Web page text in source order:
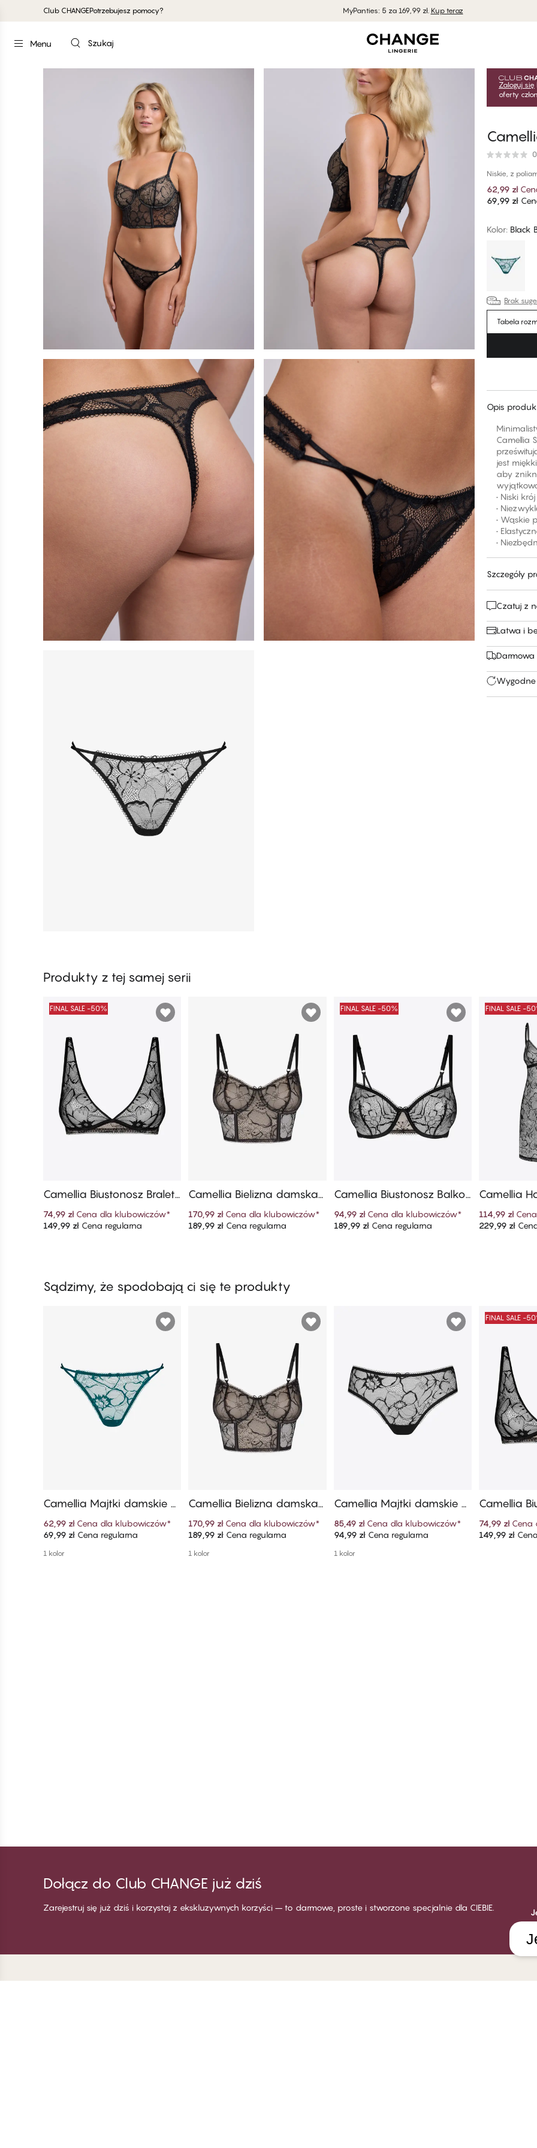
Club CHANGEPotrzebujesz pomocy? MyPanties: 5 za 169,99 zł. Kup teraz
Menu Szukaj
Zaloguj się
oferty
Niskie, z
62,99 zł
69,99 zł
Kolor: Black
Brak
Tabela
Opis
Camellia
jest
aby
• Niski
•
• Wąskie
•
•
Szczegóły
Czatuj z
Łatwa i
Produkty z tej samej serii
Dodaj do koszyka
FINAL SALE -50%
Camellia Biustonosz Braletk
74,99 zł Cena dla klubowiczów*
149,99 zł Cena regularna Dodaj do koszyka
Camellia Bielizna damska
170,99 zł Cena dla klubowiczów*
189,99 zł Cena regularna Dodaj do koszyka
FINAL SALE -50%
Camellia Biustonosz Balkon
94,99 zł Cena dla klubowiczów*
189,99 złCena regularna
FINAL SALE -
Camellia
114,99 zł
229,99 zł
Sądzimy, że spodobają ci się te produkty
Dodaj do koszyka
Camellia Majtki damskie St
ring​ Mini
62,99 zł Cena dla klubowiczów*
69,99 zł Cena regularna
1 kolor
Dodaj do koszyka
Camellia Bielizna damska
Biustonosz
170,99 zł Cena dla klubowiczów*
189,99 zł Cena regularna
1 kolor
Dodaj do koszyka
Camellia Majtki damskie Hi
pster String
85,49 zł Cena dla klubowiczów*
94,99 złCena regularna
1 kolor
FINAL SALE -
Camellia
74,99 zł Cena
149,99 zł
Dołącz do Club CHANGE już dziś
Zarejestruj się już dziś i korzystaj z ekskluzywnych korzyści – to darmowe, proste i stworzone specjalnie dla CIEBIE.